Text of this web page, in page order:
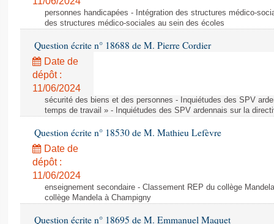
personnes handicapées - Intégration des structures médico-
des structures médico-sociales au sein des écoles
Question écrite n° 18688 de M. Pierre Cordier
Date de
dépôt :
11/06/2024
sécurité des biens et des personnes - Inquiétudes des SPV
temps de travail » - Inquiétudes des SPV ardennais sur la
Question écrite n° 18530 de M. Mathieu Lefèvre
Date de
dépôt :
11/06/2024
enseignement secondaire - Classement REP du collège
collège Mandela à Champigny
Question écrite n° 18695 de M. Emmanuel Maquet